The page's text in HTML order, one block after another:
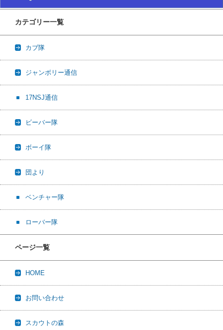
カテゴリー一覧
カブ隊
ジャンボリー通信
17NSJ通信
ビーバー隊
ボーイ隊
団より
ベンチャー隊
ローバー隊
ページ一覧
HOME
お問い合わせ
スカウトの森